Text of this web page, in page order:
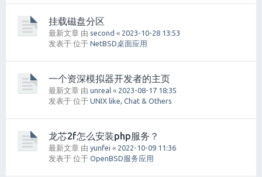
挂载磁盘分区
最新文章 由 second « 2023-10-28 13:53
发表于 位于 NetBSD桌面应用
一个资深模拟器开发者的主页
最新文章 由 unreal « 2023-08-17 18:35
发表于 位于 UNIX like, Chat & Others
龙芯2f怎么安装php服务？
最新文章 由 yunfei « 2022-10-09 11:36
发表于 位于 OpenBSD服务应用